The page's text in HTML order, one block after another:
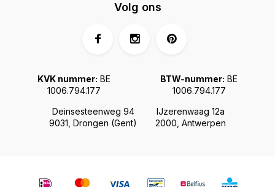
Deinsesteenweg 94
9031, Drongen (Gent)
IJzerenwaag 12a
2000, Antwerpen
KVK nummer: BE
1006.794.177
BTW-nummer: BE
1006.794.177
Volg ons